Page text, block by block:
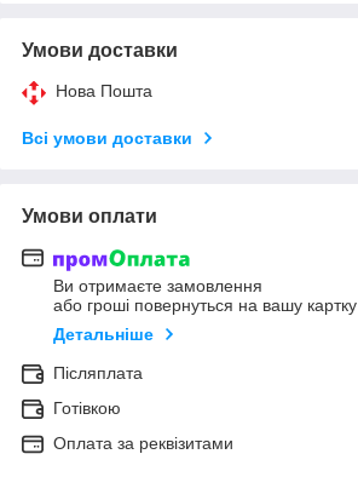
Умови доставки
Нова Пошта
Всі умови доставки
Умови оплати
Ви отримаєте замовлення
або гроші повернуться на вашу картку
Детальніше
Післяплата
Готівкою
Оплата за реквізитами